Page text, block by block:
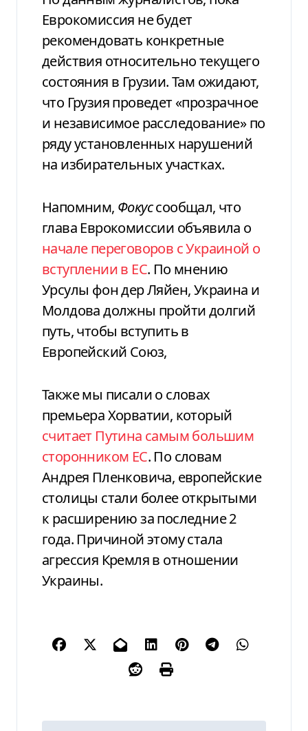
Еврокомиссия не будет
рекомендовать конкретные
действия относительно текущего
состояния в Грузии. Там ожидают,
что Грузия проведет «прозрачное
и независимое расследование» по
ряду установленных нарушений
на избирательных участках.
Напомним, Фокуссообщал, что
глава Еврокомиссии объявила о
начале переговоров с Украиной о
вступлении в ЕС. По мнению
Урсулы фон дер Ляйен, Украина и
Молдова должны пройти долгий
путь, чтобы вступить в
Европейский Союз,
Также мы писали о словах
премьера Хорватии, который
считает Путина самым большим
сторонником ЕС. По словам
Андрея Пленковича, европейские
столицы стали более открытыми
к расширению за последние 2
года. Причиной этому стала
агрессия Кремля в отношении
Украины.